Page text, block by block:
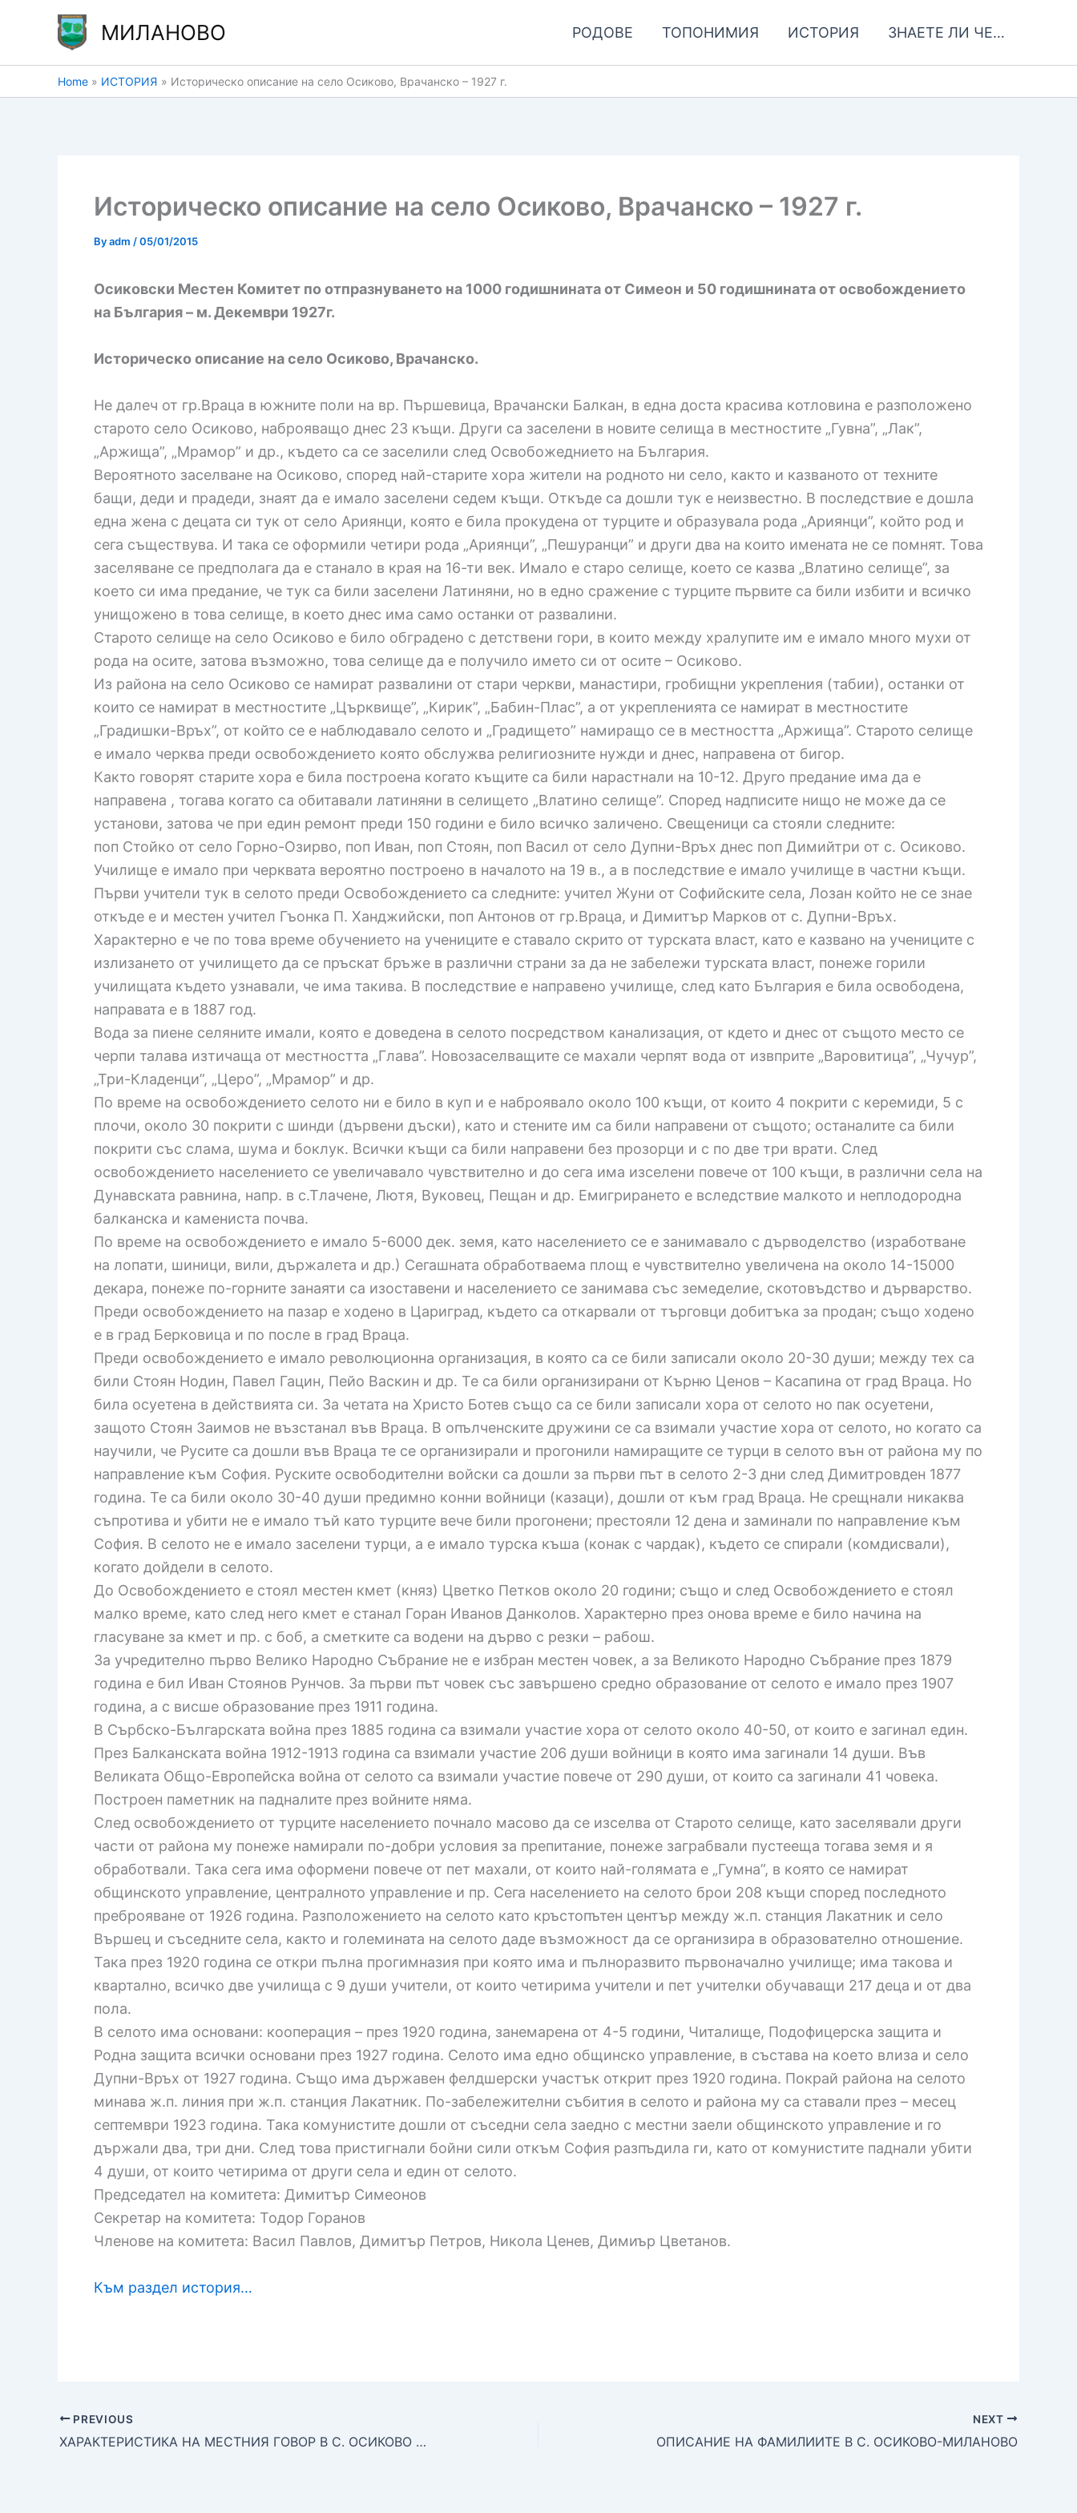
МИЛАНОВО РОДОВЕ ТОПОНИМИЯ ИСТОРИЯ ЗНАЕТЕ ЛИ ЧЕ…
Home ИСТОРИЯ Историческо описание на село Осиково, Врачанско – 1927 г.
Историческо описание на село Осиково, Врачанско – 1927 г.
Byadm /05/01/2015
Осиковски Местен Комитет по отпразнуването на 1000 годишнината от Симеон и 50 годишнината от освобождението
на България – м. Декември 1927г.
Историческо описание на село Осиково, Врачанско.
Не далеч от гр.Враца в южните поли на вр. Пършевица, Врачански Балкан, в една доста красива котловина е разположено
старото село Осиково, наброяващо днес 23 къщи. Други са заселени в новите селища в местностите „Гувна”, „Лак”,
„Аржища”, „Мрамор” и др., където са се заселили след Освобожеднието на България.
Вероятното заселване на Осиково, според най-старите хора жители на родното ни село, както и казваното от техните
бащи, деди и прадеди, знаят да е имало заселени седем къщи. Откъде са дошли тук е неизвестно. В последствие е дошла
една жена с децата си тук от село Ариянци, която е била прокудена от турците и образувала рода „Ариянци”, който род и
сега съществува. И така се оформили четири рода „Ариянци”, „Пешуранци” и други два на които имената не се помнят. Това
заселяване се предполага да е станало в края на 16-ти век. Имало е старо селище, което се казва „Влатино селище”, за
което си има предание, че тук са били заселени Латиняни, но в едно сражение с турците първите са били избити и всичко
унищожено в това селище, в което днес има само останки от развалини.
Старото селище на село Осиково е било обградено с детствени гори, в които между хралупите им е имало много мухи от
рода на осите, затова възможно, това селище да е получило името си от осите – Осиково.
Из района на село Осиково се намират развалини от стари черкви, манастири, гробищни укрепления (табии), останки от
които се намират в местностите „Църквище”, „Кирик”, „Бабин-Плас”, а от укрепленията се намират в местностите
„Градишки-Връх”, от който се е наблюдавало селото и „Градището” намиращо се в местността „Аржища”. Старото селище
е имало черква преди освобождението която обслужва религиозните нужди и днес, направена от бигор.
Както говорят старите хора е била построена когато къщите са били нарастнали на 10-12. Друго предание има да е
направена , тогава когато са обитавали латиняни в селището „Влатино селище”. Според надписите нищо не може да се
установи, затова че при един ремонт преди 150 години е било всичко заличено. Свещеници са стояли следните:
поп Стойко от село Горно-Озирво, поп Иван, поп Стоян, поп Васил от село Дупни-Връх днес поп Димийтри от с. Осиково.
Училище е имало при черквата вероятно построено в началото на 19 в., а в последствие е имало училище в частни къщи.
Първи учители тук в селото преди Освобождението са следните: учител Жуни от Софийските села, Лозан който не се знае
откъде е и местен учител Гъонка П. Ханджийски, поп Антонов от гр.Враца, и Димитър Марков от с. Дупни-Връх.
Характерно е че по това време обучението на учениците е ставало скрито от турската власт, като е казвано на учениците с
излизането от училището да се пръскат бръже в различни страни за да не забележи турската власт, понеже горили
училищата където узнавали, че има такива. В последствие е направено училище, след като България е била освободена,
направата е в 1887 год.
Вода за пиене селяните имали, която е доведена в селото посредством канализация, от кдето и днес от същото место се
черпи талава изтичаща от местността „Глава”. Новозаселващите се махали черпят вода от извприте „Варовитица”, „Чучур”,
„Три-Кладенци”, „Церо”, „Мрамор” и др.
По време на освобождението селото ни е било в куп и е наброявало около 100 къщи, от които 4 покрити с керемиди, 5 с
плочи, около 30 покрити с шинди (дървени дъски), като и стените им са били направени от същото; останалите са били
покрити със слама, шума и боклук. Всички къщи са били направени без прозорци и с по две три врати. След
освобождението населението се увеличавало чувствително и до сега има изселени повече от 100 къщи, в различни села на
Дунавската равнина, напр. в с.Тлачене, Лютя, Вуковец, Пещан и др. Емигрирането е вследствие малкото и неплодородна
балканска и камениста почва.
По време на освобождението е имало 5-6000 дек. земя, като населението се е занимавало с дърводелство (изработване
на лопати, шиници, вили, държалета и др.) Сегашната обработваема площ е чувствително увеличена на около 14-15000
декара, понеже по-горните занаяти са изоставени и населението се занимава със земеделие, скотовъдство и дърварство.
Преди освобождението на пазар е ходено в Цариград, където са откарвали от търговци добитъка за продан; също ходено
е в град Берковица и по после в град Враца.
Преди освобождението е имало революционна организация, в която са се били записали около 20-30 души; между тех са
били Стоян Нодин, Павел Гацин, Пейо Васкин и др. Те са били организирани от Кърню Ценов – Касапина от град Враца. Но
била осуетена в действията си. За четата на Христо Ботев също са се били записали хора от селото но пак осуетени,
защото Стоян Заимов не възстанал във Враца. В опълченските дружини се са взимали участие хора от селото, но когато са
научили, че Русите са дошли във Враца те се организирали и прогонили намиращите се турци в селото вън от района му по
направление към София. Руските освободителни войски са дошли за първи път в селото 2-3 дни след Димитровден 1877
година. Те са били около 30-40 души предимно конни войници (казаци), дошли от към град Враца. Не срещнали никаква
съпротива и убити не е имало тъй като турците вече били прогонени; престояли 12 дена и заминали по направление към
София. В селото не е имало заселени турци, а е имало турска къша (конак с чардак), където се спирали (комдисвали),
когато дойдели в селото.
До Освобождението е стоял местен кмет (княз) Цветко Петков около 20 години; също и след Освобождението е стоял
малко време, като след него кмет е станал Горан Иванов Данколов. Характерно през онова време е било начина на
гласуване за кмет и пр. с боб, а сметките са водени на дърво с резки – рабош.
За учредително първо Велико Народно Събрание не е избран местен човек, а за Великото Народно Събрание през 1879
година е бил Иван Стоянов Рунчов. За първи път човек със завършено средно образование от селото е имало през 1907
година, а с висше образование през 1911 година.
В Сърбско-Българската война през 1885 година са взимали участие хора от селото около 40-50, от които е загинал един.
През Балканската война 1912-1913 година са взимали участие 206 души войници в която има загинали 14 души. Във
Великата Общо-Европейска война от селото са взимали участие повече от 290 души, от които са загинали 41 човека.
Построен паметник на падналите през войните няма.
След освобождението от турците населението почнало масово да се изселва от Старото селище, като заселявали други
части от района му понеже намирали по-добри условия за препитание, понеже заграбвали пустееща тогава земя и я
обработвали. Така сега има оформени повече от пет махали, от които най-голямата е „Гумна”, в която се намират
общинското управление, централното управление и пр. Сега населението на селото брои 208 къщи според последното
преброяване от 1926 година. Разположението на селото като кръстопътен център между ж.п. станция Лакатник и село
Вършец и съседните села, както и големината на селото даде възможност да се организира в образователно отношение.
Така през 1920 година се откри пълна прогимназия при която има и пълноразвито първоначално училище; има такова и
квартално, всичко две училища с 9 души учители, от които четирима учители и пет учителки обучаващи 217 деца и от два
пола.
В селото има основани: кооперация – през 1920 година, занемарена от 4-5 години, Читалище, Подофицерска защита и
Родна защита всички основани през 1927 година. Селото има едно общинско управление, в състава на което влиза и село
Дупни-Връх от 1927 година. Също има държавен фелдшерски участък открит през 1920 година. Покрай района на селото
минава ж.п. линия при ж.п. станция Лакатник. По-забележителни събития в селото и района му са ставали през – месец
септември 1923 година. Така комунистите дошли от съседни села заедно с местни заели общинското управление и го
държали два, три дни. След това пристигнали бойни сили откъм София разпъдила ги, като от комунистите паднали убити
4 души, от които четирима от други села и един от селото.
Председател на комитета: Димитър Симеонов
Секретар на комитета: Тодор Горанов
Членове на комитета: Васил Павлов, Димитър Петров, Никола Ценев, Димиър Цветанов.
Към раздел история…
PREVIOUS
ХАРАКТЕРИСТИКА НА МЕСТНИЯ ГОВОР В С. ОСИКОВО – МИЛАНОВО
NEXT
ОПИСАНИЕ НА ФАМИЛИИТЕ В С. ОСИКОВО-МИЛАНОВО